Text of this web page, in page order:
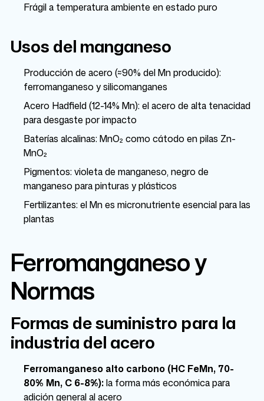
Frágil a temperatura ambiente en estado puro
Usos del manganeso
Producción de acero (≈90% del Mn producido):
ferromanganeso y silicomanganes
Acero Hadfield (12-14% Mn): el acero de alta tenacidad
para desgaste por impacto
Baterías alcalinas: MnO₂ como cátodo en pilas Zn-
MnO₂
Pigmentos: violeta de manganeso, negro de
manganeso para pinturas y plásticos
Fertilizantes: el Mn es micronutriente esencial para las
plantas
Ferromanganeso y
Normas
Formas de suministro para la
industria del acero
Ferromanganeso alto carbono (HC FeMn, 70-
80% Mn, C 6-8%):la forma más económica para
adición general al acero